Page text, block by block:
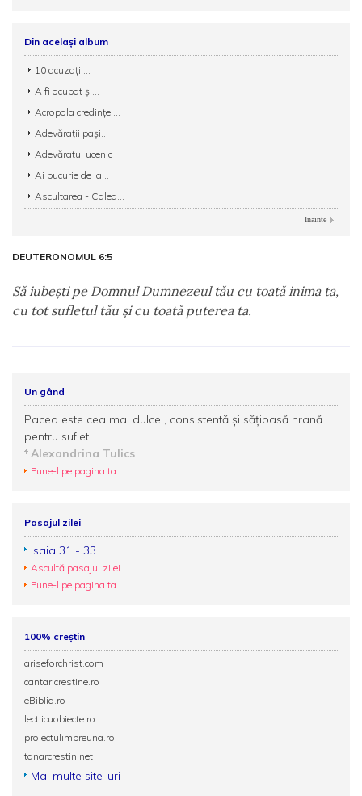
Din același album
10 acuzații...
A fi ocupat și...
Acropola credinței...
Adevărații pași...
Adevăratul ucenic
Ai bucurie de la...
Ascultarea - Calea...
Inainte
DEUTERONOMUL 6:5
Să iubeşti pe Domnul Dumnezeul tău cu toată inima ta,
cu tot sufletul tău şi cu toată puterea ta.
Un gând
Pacea este cea mai dulce , consistentă și sățioasă hrană
pentru suflet.
Alexandrina Tulics
Pune-l pe pagina ta
Pasajul zilei
Isaia 31 - 33
Ascultă pasajul zilei
Pune-l pe pagina ta
100% creștin
ariseforchrist.com
cantaricrestine.ro
eBiblia.ro
lectiicuobiecte.ro
proiectulimpreuna.ro
tanarcrestin.net
Mai multe site-uri